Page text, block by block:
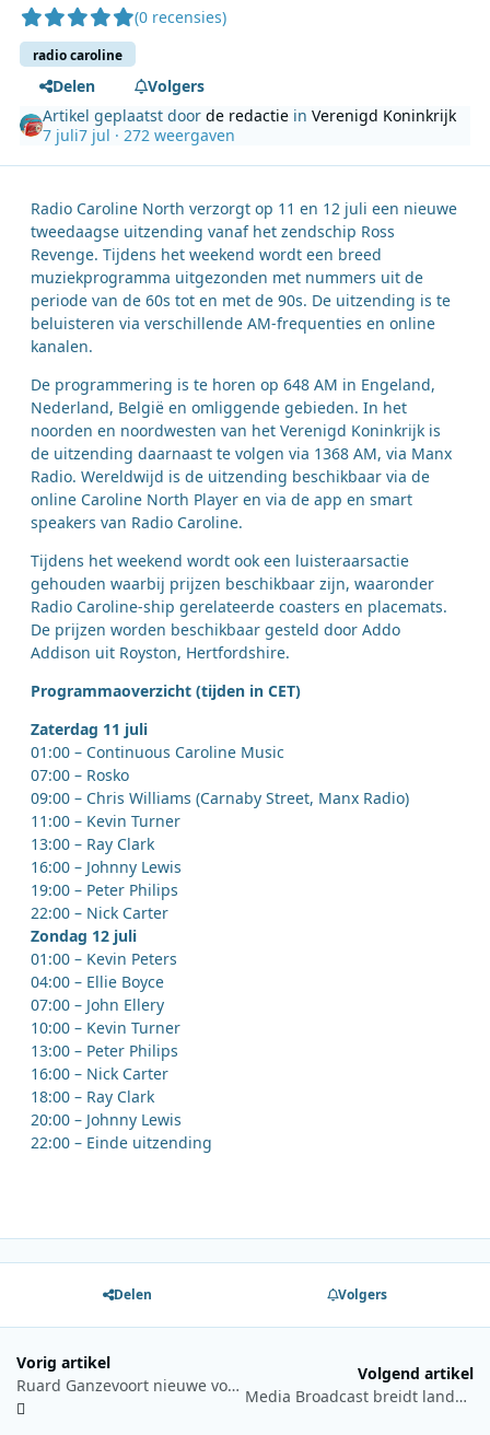
(0 recensies)
radio caroline
Delen
Volgers
Artikel geplaatst doorde redactie inVerenigd Koninkrijk
7 juli7 jul · 272 weergaven
Radio Caroline North verzorgt op 11 en 12 juli een nieuwe
tweedaagse uitzending vanaf het zendschip Ross
Revenge. Tijdens het weekend wordt een breed
muziekprogramma uitgezonden met nummers uit de
periode van de 60s tot en met de 90s. De uitzending is te
beluisteren via verschillende AM-frequenties en online
kanalen.
De programmering is te horen op 648 AM in Engeland,
Nederland, België en omliggende gebieden. In het
noorden en noordwesten van het Verenigd Koninkrijk is
de uitzending daarnaast te volgen via 1368 AM, via Manx
Radio. Wereldwijd is de uitzending beschikbaar via de
online Caroline North Player en via de app en smart
speakers van Radio Caroline.
Tijdens het weekend wordt ook een luisteraarsactie
gehouden waarbij prijzen beschikbaar zijn, waaronder
Radio Caroline-ship gerelateerde coasters en placemats.
De prijzen worden beschikbaar gesteld door Addo
Addison uit Royston, Hertfordshire.
Programmaoverzicht (tijden in CET)
Zaterdag 11 juli
01:00 – Continuous Caroline Music
07:00 – Rosko
09:00 – Chris Williams (Carnaby Street, Manx Radio)
11:00 – Kevin Turner
13:00 – Ray Clark
16:00 – Johnny Lewis
19:00 – Peter Philips
22:00 – Nick Carter
Zondag 12 juli
01:00 – Kevin Peters
04:00 – Ellie Boyce
07:00 – John Ellery
10:00 – Kevin Turner
13:00 – Peter Philips
16:00 – Nick Carter
18:00 – Ray Clark
20:00 – Johnny Lewis
22:00 – Einde uitzending
Delen Volgers
Vorig artikel
Ruard Ganzevoort nieuwe voorzitter raad van toezicht RPO
Volgend artikel
Media Broadcast breidt landelijk DAB+-netwerk Duitsland verder uit